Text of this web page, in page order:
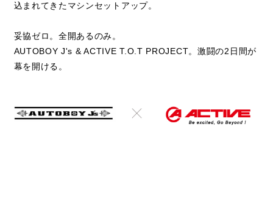
込まれてきたマシンセットアップ。
妥協ゼロ。全開あるのみ。
AUTOBOY J's & ACTIVE T.O.T PROJECT。激闘の2日間が
幕を開ける。